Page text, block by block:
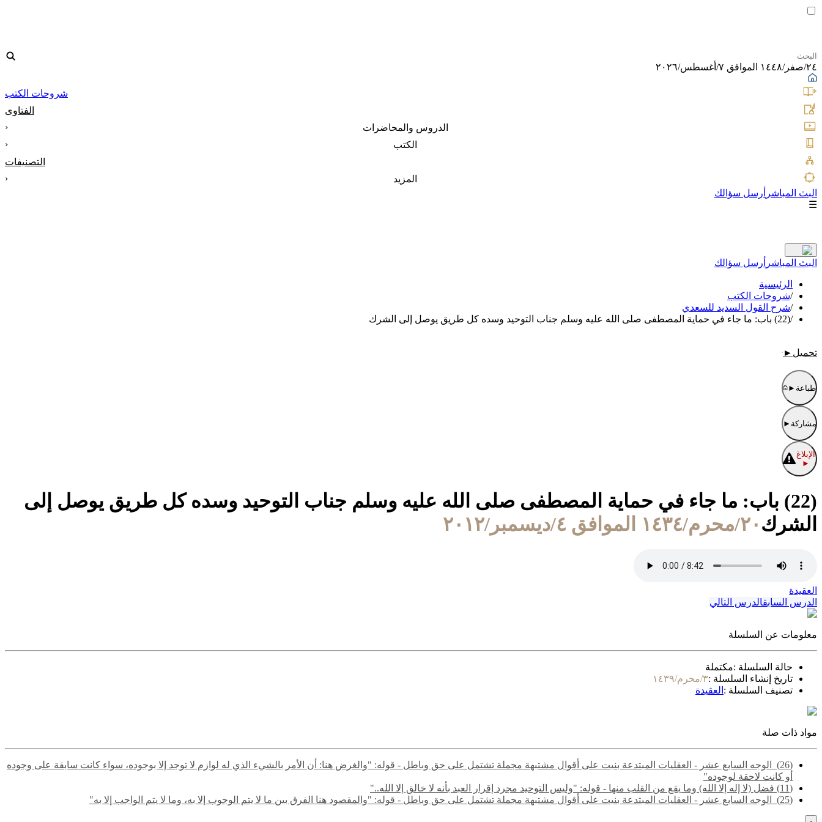
٢٤/صفر/١٤٤٨ الموافق ٧/أغسطس/٢٠٢٦
شروحات الكتب
الفتاوى
الدروس والمحاضرات
‹
الكتب
‹
التصنيفات
المزيد
‹
البث المباشر أرسل سؤالك
☰
البث المباشر أرسل سؤالك
الرئيسية
/شروحات الكتب
/شرح القول السديد للسعدي
/(22) باب: ما جاء في حماية المصطفى صلى الله عليه وسلم جناب التوحيد وسده كل طريق يوصل إلى الشرك
تحميل ►
طباعة ►
مشاركة ►
الإبلاغ
►
(22) باب: ما جاء في حماية المصطفى صلى الله عليه وسلم جناب التوحيد وسده كل طريق يوصل إلى
الشرك٢٠/محرم/١٤٣٤ الموافق ٤/ديسمبر/٢٠١٢
العقيدة
الدرس السابقالدرس التالي
معلومات عن السلسلة
حالة السلسلة :مكتملة
تاريخ إنشاء السلسلة :٣/محرم/١٤٣٩
تصنيف السلسلة : العقيدة
مواد ذات صلة
(26) ‌‌ الوجه السابع عشر - العقليات المبتدعة بنيت على أقوال مشتبهة مجملة تشتمل على حق وباطل - قوله: "والغرض هنا: أن الأمر بالشيء الذي له لوازم لا توجد إلا بوجوده، سواء كانت سابقة على وجوده
أو كانت لاحقة لوجوده"
(11) فضل (لا إله إلا الله) وما يقع من القلب منها - قوله: "وليس التوحيد مجرد إقرار العبد بأنه لا خالق إلا الله.."
(25) ‌‌ الوجه السابع عشر - العقليات المبتدعة بنيت على أقوال مشتبهة مجملة تشتمل على حق وباطل - قوله: "والمقصود هنا الفرق بين ما لا يتم الوجوب إلا به، وما لا يتم الواجب إلا به"